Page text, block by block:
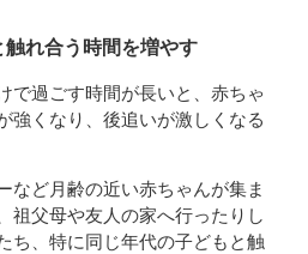
れ合う時間を増やす
で過ごす時間が長いと、赤ちゃ
強くなり、後追いが激しくなる
など月齢の近い赤ちゃんが集ま
祖父母や友人の家へ行ったりし
ち、特に同じ年代の子どもと触